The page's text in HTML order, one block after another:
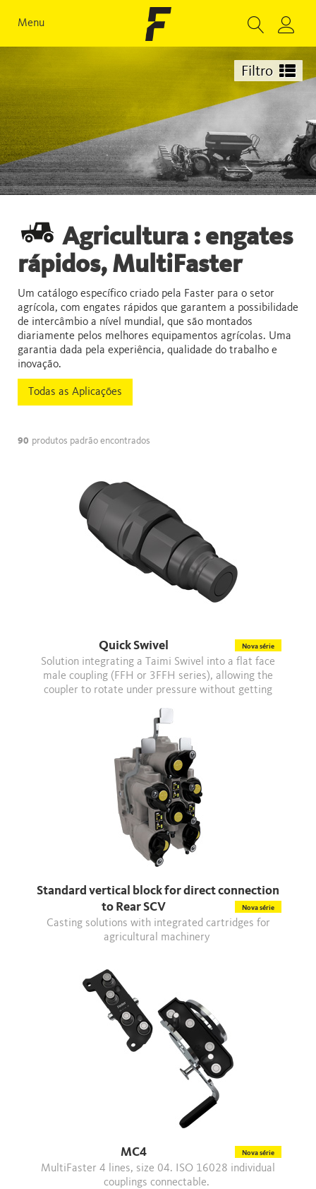
Menu
Filtro
Agricultura : engates
rápidos, MultiFaster
Um catálogo específico criado pela Faster para o setor
agrícola, com engates rápidos que garantem a possibilidade
de intercâmbio a nível mundial, que são montados
diariamente pelos melhores equipamentos agrícolas. Uma
garantia dada pela experiência, qualidade do trabalho e
inovação.
Todas as Aplicações
90 produtos padrão encontrados
Quick Swivel Nova série
Solution integrating a Taimi Swivel into a flat face
male coupling (FFH or 3FFH series), allowing the
coupler to rotate under pressure without getting
Standard vertical block for direct connection
to Rear SCV
Nova série
Casting solutions with integrated cartridges for
agricultural machinery
MC4 Nova série
MultiFaster 4 lines, size 04. ISO 16028 individual
couplings connectable.